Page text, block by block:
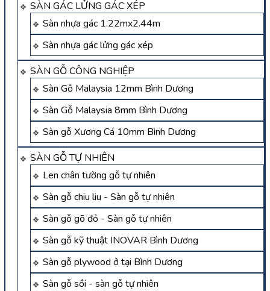
SÀN GÁC LỬNG GÁC XÉP
Sàn nhựa gác 1.22mx2.44m
Sàn nhựa gác lửng gác xép
SÀN GỖ CÔNG NGHIỆP
Sàn Gỗ Malaysia 12mm Bình Dương
Sàn Gỗ Malaysia 8mm Bình Dương
Sàn gỗ Xương Cá 10mm Bình Dương
SÀN GỖ TỰ NHIÊN
Len chân tường gỗ tự nhiên
Sàn gỗ chiu liu - Sàn gỗ tự nhiên
Sàn gỗ gõ đỏ - Sàn gỗ tự nhiên
Sàn gỗ kỹ thuật INOVAR Bình Dương
Sàn gỗ plywood ở tại Bình Dương
Sàn gỗ sồi - sàn gỗ tự nhiên